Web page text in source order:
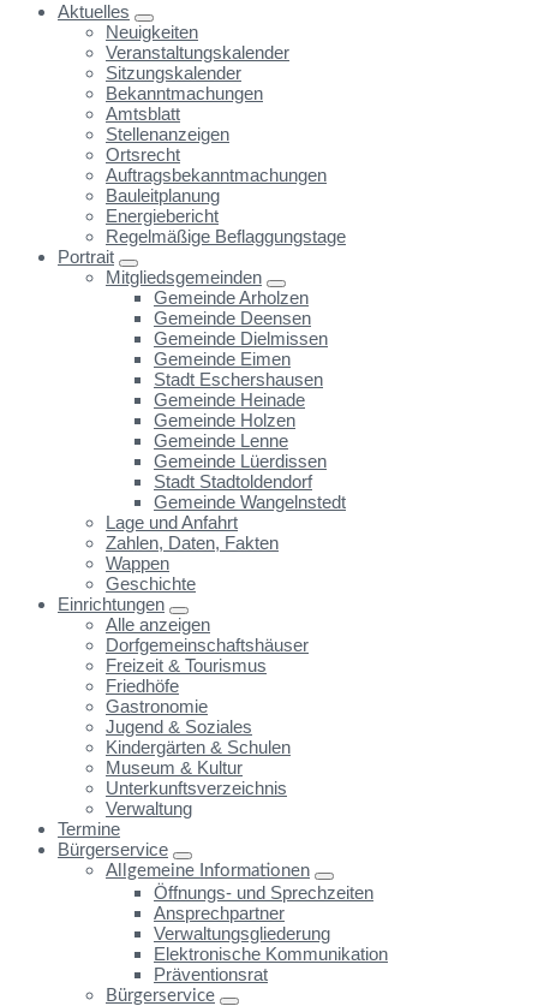
Aktuelles
Neuigkeiten
Veranstaltungskalender
Sitzungskalender
Bekanntmachungen
Amtsblatt
Stellenanzeigen
Ortsrecht
Auftragsbekanntmachungen
Bauleitplanung
Energiebericht
Regelmäßige Beflaggungstage
Portrait
Mitgliedsgemeinden
Gemeinde Arholzen
Gemeinde Deensen
Gemeinde Dielmissen
Gemeinde Eimen
Stadt Eschershausen
Gemeinde Heinade
Gemeinde Holzen
Gemeinde Lenne
Gemeinde Lüerdissen
Stadt Stadtoldendorf
Gemeinde Wangelnstedt
Lage und Anfahrt
Zahlen, Daten, Fakten
Wappen
Geschichte
Einrichtungen
Alle anzeigen
Dorfgemeinschaftshäuser
Freizeit & Tourismus
Friedhöfe
Gastronomie
Jugend & Soziales
Kindergärten & Schulen
Museum & Kultur
Unterkunftsverzeichnis
Verwaltung
Termine
Bürgerservice
Allgemeine Informationen
Öffnungs- und Sprechzeiten
Ansprechpartner
Verwaltungsgliederung
Elektronische Kommunikation
Präventionsrat
Bürgerservice